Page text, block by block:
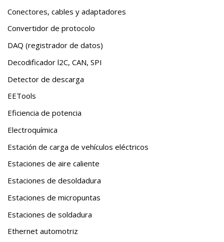
Conectores, cables y adaptadores
Convertidor de protocolo
DAQ (registrador de datos)
Decodificador l2C, CAN, SPI
Detector de descarga
EETools
Eficiencia de potencia
Electroquímica
Estación de carga de vehículos eléctricos
Estaciones de aire caliente
Estaciones de desoldadura
Estaciones de micropuntas
Estaciones de soldadura
Ethernet automotriz